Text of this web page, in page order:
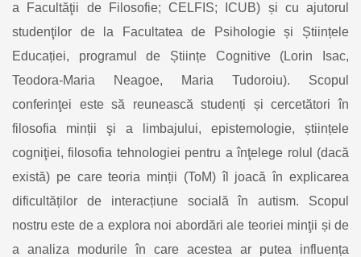
a Facultăţii de Filosofie; CELFIS; ICUB) și cu ajutorul
studenţilor de la Facultatea de Psihologie și Științele
Educației, programul de Științe Cognitive (Lorin Isac,
Teodora-Maria Neagoe, Maria Tudoroiu). Scopul
conferinţei este să reunească studenți și cercetători în
filosofia minții şi a limbajului, epistemologie, științele
cogniţiei, filosofia tehnologiei pentru a înţelege rolul (dacă
există) pe care teoria minții (ToM) îl joacă în explicarea
dificultăților de interacțiune socială în autism. Scopul
nostru este de a explora noi abordări ale teoriei minţii și de
a analiza modurile în care acestea ar putea influența